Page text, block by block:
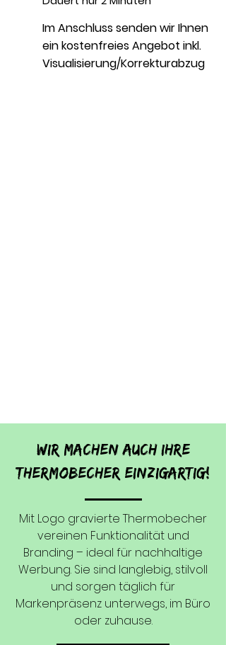
Im Anschluss senden wir Ihnen
ein kostenfreies Angebot inkl.
Visualisierung/Korrekturabzug
Wir machen auch Ihre
Thermobecher einzigartig!
Mit Logo gravierte Thermobecher
vereinen Funktionalität und
Branding – ideal für nachhaltige
Werbung. Sie sind langlebig, stilvoll
und sorgen täglich für
Markenpräsenz unterwegs, im Büro
oder zuhause.